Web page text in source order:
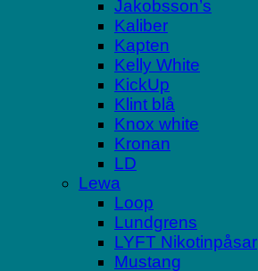
Jakobsson’s
Kaliber
Kapten
Kelly White
KickUp
Klint blå
Knox white
Kronan
LD
Lewa
Loop
Lundgrens
LYFT Nikotinpåsar
Mustang